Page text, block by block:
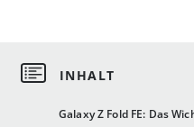
Galaxy Z Fold FE: Das